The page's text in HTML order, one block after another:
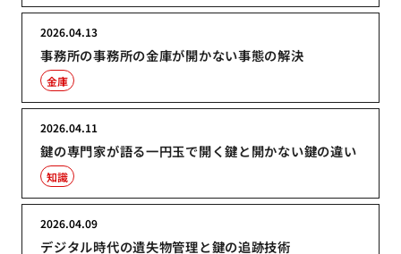
事務所の事務所の金庫が開かない事態の解決
2026.04.13
金庫
鍵の専門家が語る一円玉で開く鍵と開かない鍵の違い
2026.04.11
知識
デジタル時代の遺失物管理と鍵の追跡技術
2026.04.09